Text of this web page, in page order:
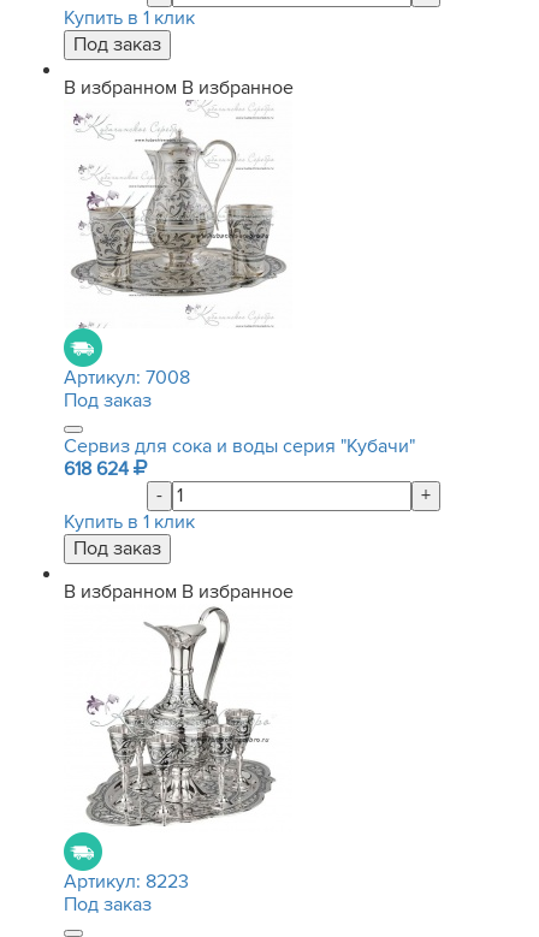
Купить в 1 клик
В избранном В избранное
Артикул: 7008
Под заказ
Сервиз для сока и воды серия "Кубачи"
618 624
-
+
Купить в 1 клик
В избранном В избранное
Артикул: 8223
Под заказ